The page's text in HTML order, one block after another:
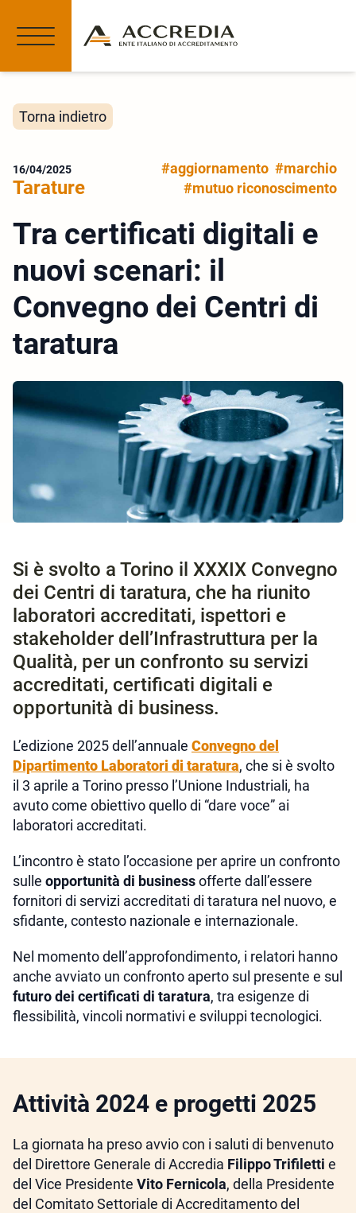
Torna indietro
16/04/2025
Tarature
#aggiornamento #marchio
#mutuo riconoscimento
Tra certificati digitali e
nuovi scenari: il
Convegno dei Centri di
taratura
Si è svolto a Torino il XXXIX Convegno
dei Centri di taratura, che ha riunito
laboratori accreditati, ispettori e
stakeholder dell’Infrastruttura per la
Qualità, per un confronto su servizi
accreditati, certificati digitali e
opportunità di business.
L’edizione 2025 dell’annuale Convegno del
Dipartimento Laboratori di taratura, che si è svolto
il 3 aprile a Torino presso l’Unione Industriali, ha
avuto come obiettivo quello di “dare voce” ai
laboratori accreditati.
L’incontro è stato l’occasione per aprire un confronto
sulle opportunità di businessofferte dall’essere
fornitori di servizi accreditati di taratura nel nuovo, e
sfidante, contesto nazionale e internazionale.
Nel momento dell’approfondimento, i relatori hanno
anche avviato un confronto aperto sul presente e sul
futuro dei certificati di taratura, tra esigenze di
flessibilità, vincoli normativi e sviluppi tecnologici.
Attività 2024 e progetti 2025
La giornata ha preso avvio con i saluti di benvenuto
del Direttore Generale di Accredia Filippo Trifiletti e
del Vice Presidente Vito Fernicola, della Presidente
del Comitato Settoriale di Accreditamento del